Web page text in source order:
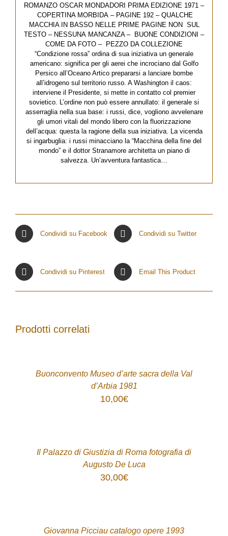
ROMANZO OSCAR MONDADORI PRIMA EDIZIONE 1971 –
COPERTINA MORBIDA – PAGINE 192 – QUALCHE
MACCHIA IN BASSO NELLE PRIME PAGINE NON SUL
TESTO – NESSUNA MANCANZA – BUONE CONDIZIONI –
COME DA FOTO – PEZZO DA COLLEZIONE
“Condizione rossa” ordina di sua iniziativa un generale
americano: significa per gli aerei che incrociano dal Golfo
Persico all’Oceano Artico prepararsi a lanciare bombe
all’idrogeno sul territorio russo. A Washington il caos:
interviene il Presidente, si mette in contatto col premier
sovietico. L’ordine non può essere annullato: il generale si
asserraglia nella sua base: i russi, dice, vogliono avvelenare
gli umori vitali del mondo libero con la fluorizzazione
dell’acqua: questa la ragione della sua iniziativa. La vicenda
si ingarbuglia: i russi minacciano la “Macchina della fine del
mondo” e il dottor Stranamore architetta un piano di
salvezza. Un’avventura fantastica…
Condividi su Facebook Condividi su Twitter
Condividi su Pinterest Email This Product
Prodotti correlati
Buonconvento Museo d’arte sacra della Val
d’Arbia 1981
10,00€
Il Palazzo di Giustizia di Roma fotografia di
Augusto De Luca
30,00€
Giovanna Picciau catalogo opere 1993